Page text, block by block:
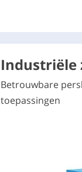
Industriële
Betrouwbare
toepassingen